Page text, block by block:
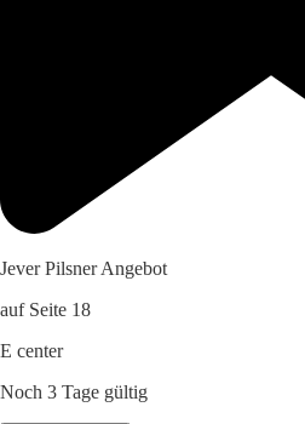
Jever Pilsner Angebot
auf Seite 18
E center
Noch 3 Tage gültig